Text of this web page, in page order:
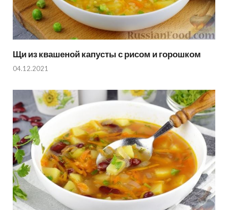
Щи из квашеной капусты с рисом и горошком
04.12.2021